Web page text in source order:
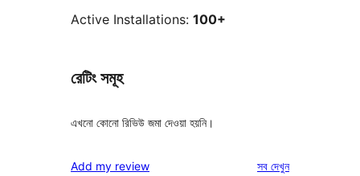
Active Installations: 100+
রেটিং সমূহ
এখনো কোনো রিভিউ জমা দেওয়া হয়নি।
Add my review সবরিভিউ
দেখুন